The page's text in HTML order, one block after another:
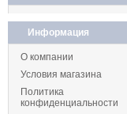
Информация
О компании
Условия магазина
Политика
конфиденциальности